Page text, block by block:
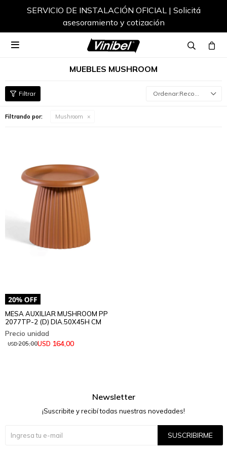
SERVICIO DE INSTALACIÓN OFICIAL | Solicitá
asesoramiento y cotización

MUEBLES MUSHROOM
Recomendados
Filtrando por: Mushroom
MESA AUXILIAR MUSHROOM PP
2077TP-2 (D) DIA.50X45H CM
USD 164,00
USD205,00
Newsletter
¡Suscribite y recibí todas nuestras novedades!
SUSCRIBIRME